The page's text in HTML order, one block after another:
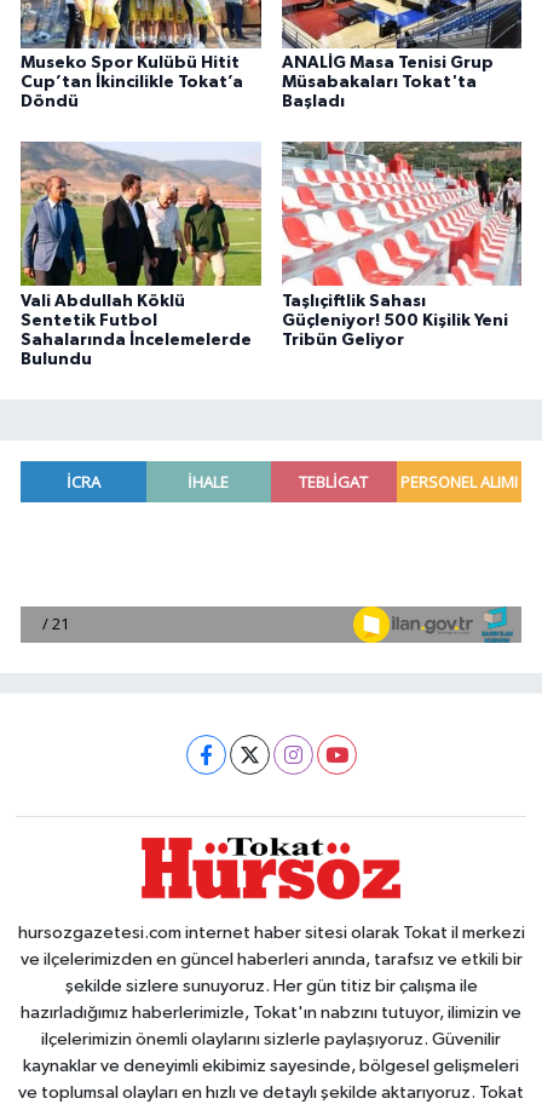
Museko Spor Kulübü Hitit
Cup’tan İkincilikle Tokat’a
Döndü
ANALİG Masa Tenisi Grup
Müsabakaları Tokat'ta
Başladı
Vali Abdullah Köklü
Sentetik Futbol
Sahalarında İncelemelerde
Bulundu
Taşlıçiftlik Sahası
Güçleniyor! 500 Kişilik Yeni
Tribün Geliyor
hursozgazetesi.com internet haber sitesi olarak Tokat il merkezi
ve ilçelerimizden en güncel haberleri anında, tarafsız ve etkili bir
şekilde sizlere sunuyoruz. Her gün titiz bir çalışma ile
hazırladığımız haberlerimizle, Tokat'ın nabzını tutuyor, ilimizin ve
ilçelerimizin önemli olaylarını sizlerle paylaşıyoruz. Güvenilir
kaynaklar ve deneyimli ekibimiz sayesinde, bölgesel gelişmeleri
ve toplumsal olayları en hızlı ve detaylı şekilde aktarıyoruz. Tokat